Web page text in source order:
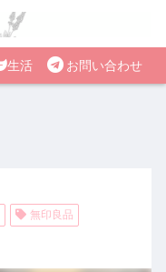
生活 お問い合わせ
無印良品